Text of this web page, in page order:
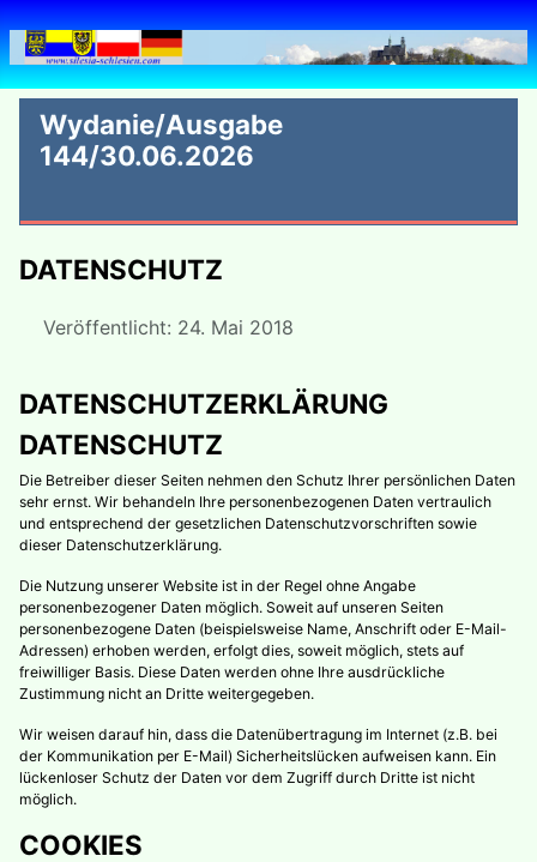
Wydanie/Ausgabe
144/30.06.2026
DATENSCHUTZ
Veröffentlicht: 24. Mai 2018
DATENSCHUTZERKLÄRUNG
DATENSCHUTZ
Die Betreiber dieser Seiten nehmen den Schutz Ihrer persönlichen Daten
sehr ernst. Wir behandeln Ihre personenbezogenen Daten vertraulich
und entsprechend der gesetzlichen Datenschutzvorschriften sowie
dieser Datenschutzerklärung.
Die Nutzung unserer Website ist in der Regel ohne Angabe
personenbezogener Daten möglich. Soweit auf unseren Seiten
personenbezogene Daten (beispielsweise Name, Anschrift oder E-Mail-
Adressen) erhoben werden, erfolgt dies, soweit möglich, stets auf
freiwilliger Basis. Diese Daten werden ohne Ihre ausdrückliche
Zustimmung nicht an Dritte weitergegeben.
Wir weisen darauf hin, dass die Datenübertragung im Internet (z.B. bei
der Kommunikation per E-Mail) Sicherheitslücken aufweisen kann. Ein
lückenloser Schutz der Daten vor dem Zugriff durch Dritte ist nicht
möglich.
COOKIES